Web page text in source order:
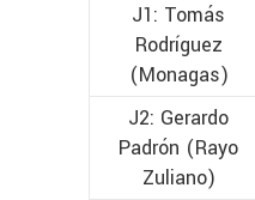
J1: Tomás
Rodríguez
(Monagas)
J2: Gerardo
Padrón (Rayo
Zuliano)